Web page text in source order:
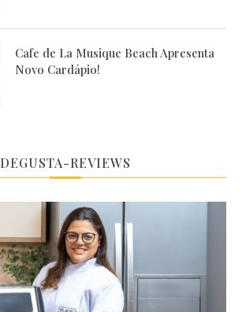
Cafe de La Musique Beach Apresenta
Novo Cardápio!
DEGUSTA-REVIEWS